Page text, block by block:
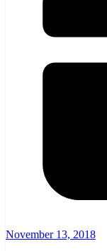
November 13, 2018